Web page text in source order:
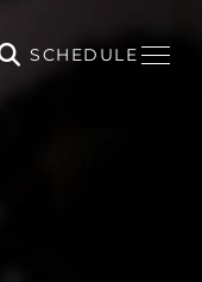
SCHEDULE